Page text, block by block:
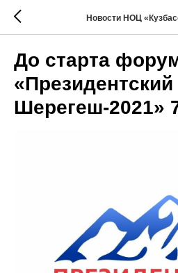
Новости НОЦ
До старта
«Президентский
Шерегеш-2021»